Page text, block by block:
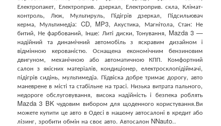
Електропакет, Електроприв. дзеркал, Електроприв. скла, Клімат-
контроль, Люк, Мультируль, Підігрів дзеркал, Підсильювач
керма, Мультимедіа: CD, MP3, Акустика, Магнітола, Стан: Не
битий, Не фарбований, Інше: Литі диски, Тонування, Mazda 3 —
надійний та динамічний автомобіль з яскравим дизайном і
відмінною керованістю. Оснащена економічним бензиновим
двигуном, механічною або автоматичною КПП. Комфортний
салон з якісних матеріалів, кондиціонер, електросклопідіймачі,
підігрів сидінь, мультимедіа. Підвіска добре тримає дорогу, авто
маневрене в місті та стабільне на трасі. Низька витрата пального,
недороге обслуговування, висока надійність і безпека роблять
Mazda 3 BK чудовим вибором для щоденного користування.Ви
можете купити це авто в Одесі в нашому автосалоні в кредит або
лізинг, зробити обмін на своє авто. Автосалон NNauto..